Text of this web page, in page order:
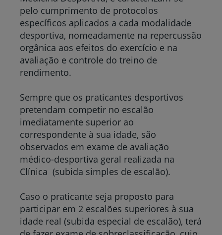
pelo cumprimento de protocolos
específicos aplicados a cada modalidade
desportiva, nomeadamente na repercussão
orgânica aos efeitos do exercício e na
avaliação e controle do treino de
rendimento.
Sempre que os praticantes desportivos
pretendam competir no escalão
imediatamente superior ao
correspondente à sua idade, são
observados em exame de avaliação
médico-desportiva geral realizada na
Clínica (subida simples de escalão).
Caso o praticante seja proposto para
participar em 2 escalões superiores à sua
idade real (subida especial de escalão), terá